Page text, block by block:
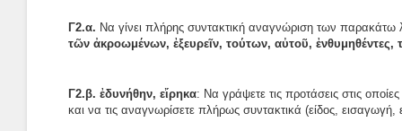
Γ2.α. Να γίνει πλήρης συντακτική αναγνώριση των παρακάτω
τῶν ἀκροωμένων, ἐξευρεῖν, τούτων, αὐτοῦ, ἐνθυμηθέντες,
Γ2.β. ἐδυνήθην, εἴρηκα: Να γράψετε τις προτάσεις στις
και να τις αναγνωρίσετε πλήρως συντακτικά (είδος, εισαγωγή,